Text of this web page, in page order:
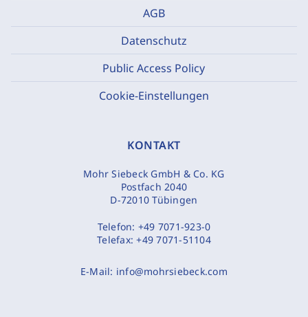
AGB
Datenschutz
Public Access Policy
Cookie-Einstellungen
KONTAKT
Mohr Siebeck GmbH & Co. KG
Postfach 2040
D-72010 Tübingen
Telefon: +49 7071-923-0
Telefax:+49 7071-51104
E-Mail: info@mohrsiebeck.com